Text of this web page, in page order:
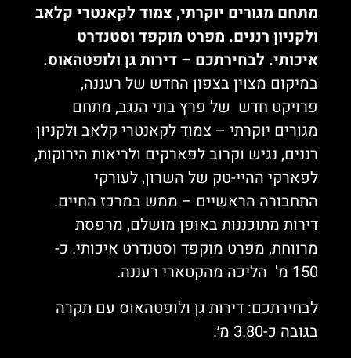
מתחם מגורים יוקרתי, צמוד לקאנטרי קלאב
ולקניון רננים. מפרט מוקפד וסטנדרט
איכותי. לבחירתכם – דירות גן ולופטהאוס.
במיקום מצוין בצפון החדש של רעננה,
פרויקט חדש של פרץ בוני הנגב, מתחם
מגורים יוקרתי – צמוד לקאנטרי קלאב ולקניון
רננים, נגיש וקרוב לפארקים ולריאות הירוקות,
לפארקי ההיי-טק של השרון, לעורקי
התחבורה הראשיים – ממש במרכז החיים.
דירות מתוכננות באופן מושלם, מרפסת
מרווחת, מפרט מוקפד וסטנדרט איכותי. כ-
150 מ' הליכה מהקטארי רעננה.
לבחירתכם: דירות גן ולופטהאוס עם תקרה
בגובה כ-3.80 מ׳.